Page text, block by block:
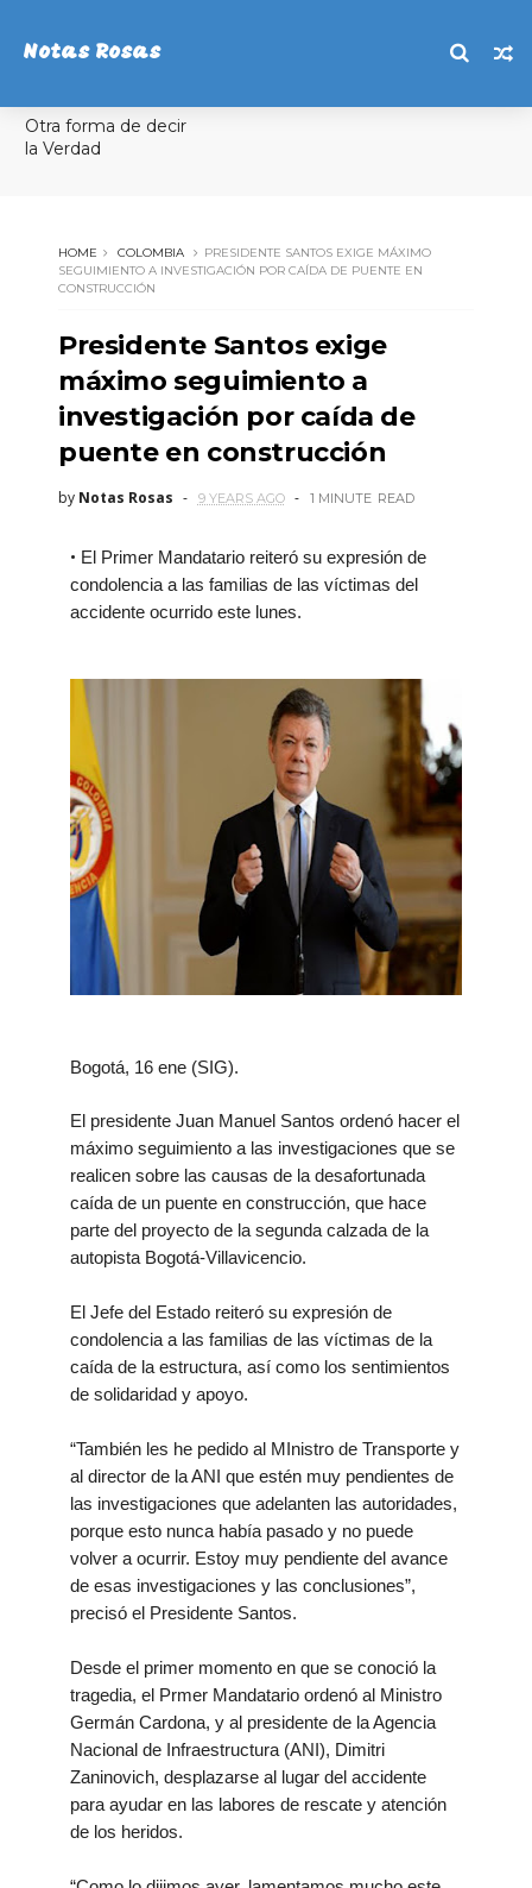
Notas Rosas
Otra forma de decir
la Verdad
HOME COLOMBIA
PRESIDENTE SANTOS EXIGE MÁXIMO
SEGUIMIENTO A INVESTIGACIÓN POR CAÍDA DE PUENTE EN
CONSTRUCCIÓN
Presidente Santos exige
máximo seguimiento a
investigación por caída de
puente en construcción
by Notas Rosas 9 YEARS AGO 1 MINUTE READ
• El Primer Mandatario reiteró su expresión de
condolencia a las familias de las víctimas del
accidente ocurrido este lunes.
Bogotá, 16 ene (SIG).
El presidente Juan Manuel Santos ordenó hacer el
máximo seguimiento a las investigaciones que se
realicen sobre las causas de la desafortunada
caída de un puente en construcción, que hace
parte del proyecto de la segunda calzada de la
autopista Bogotá-Villavicencio.
El Jefe del Estado reiteró su expresión de
condolencia a las familias de las víctimas de la
caída de la estructura, así como los sentimientos
de solidaridad y apoyo.
“También les he pedido al MInistro de Transporte y
al director de la ANI que estén muy pendientes de
las investigaciones que adelanten las autoridades,
porque esto nunca había pasado y no puede
volver a ocurrir. Estoy muy pendiente del avance
de esas investigaciones y las conclusiones”,
precisó el Presidente Santos.
Desde el primer momento en que se conoció la
tragedia, el Prmer Mandatario ordenó al Ministro
Germán Cardona, y al presidente de la Agencia
Nacional de Infraestructura (ANI), Dimitri
Zaninovich, desplazarse al lugar del accidente
para ayudar en las labores de rescate y atención
de los heridos.